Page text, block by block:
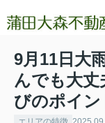
9月11日大
んでも大
びのポイ